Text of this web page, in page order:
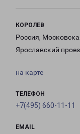
КОРОЛЕВ
Россия,
Ярославский
на карте
ТЕЛЕФОН
+7(495) 660-11-11
EMAIL